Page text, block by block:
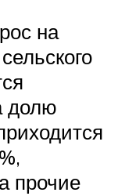
на
долю
прочие